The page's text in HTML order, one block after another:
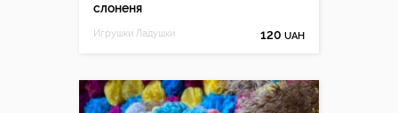
слоненя
Игрушки Ладушки 120 UAH